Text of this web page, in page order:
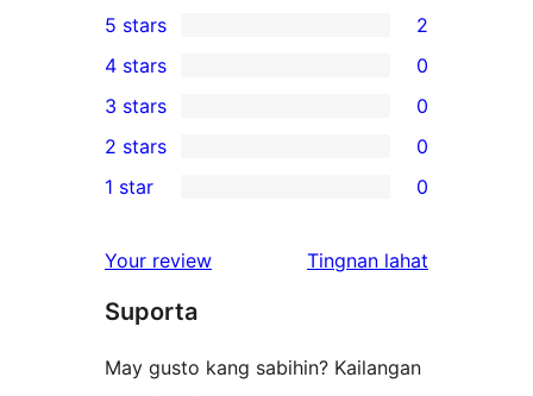
2
5-
star
reviews
5 stars 2
4-
star
reviews
4 stars 0
0
3-
star
3 stars 0
2-
reviews
2 stars 0
star
reviews
1 star 0
Your review Tingnan lahat
Suporta
May gusto kang sabihin? Kailangan